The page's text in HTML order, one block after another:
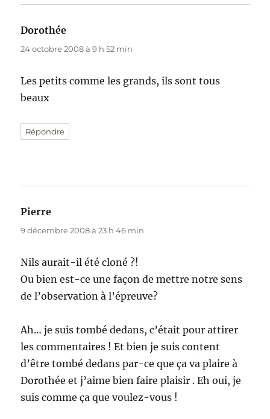
Dorothée
24 octobre 2008 à 9 h 52 min
Les petits comme les grands, ils sont tous
beaux
Répondre
Pierre
9 décembre 2008 à 23 h 46 min
Nils aurait-il été cloné ?!
Ou bien est-ce une façon de mettre notre sens
de l’observation à l’épreuve?
Ah… je suis tombé dedans, c’était pour attirer
les commentaires ! Et bien je suis content
d’être tombé dedans par-ce que ça va plaire à
Dorothée et j’aime bien faire plaisir . Eh oui, je
suis comme ça que voulez-vous !